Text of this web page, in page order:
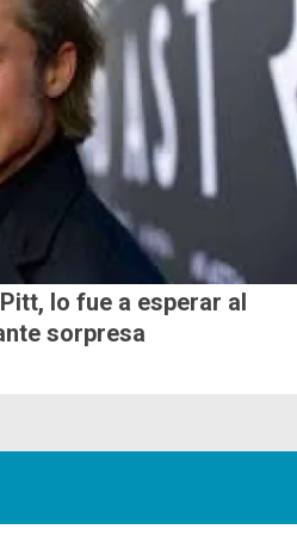
lo fue a esperar al
sorpresa